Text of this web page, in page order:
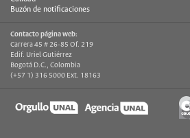
Buzón de notificaciones
Contacto página web:
Carrera 45 # 26-85 Of. 219
Edif. Uriel Gutiérrez
Bogotá D.C., Colombia
(+57 1) 316 5000 Ext. 18163